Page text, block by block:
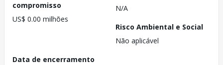
compromisso
US$ 0.00 milhões
N/A
Risco Ambiental e Social
Não aplicável
Data de encerramento